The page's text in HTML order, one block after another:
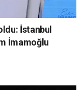
İstanbul
İmamoğlu